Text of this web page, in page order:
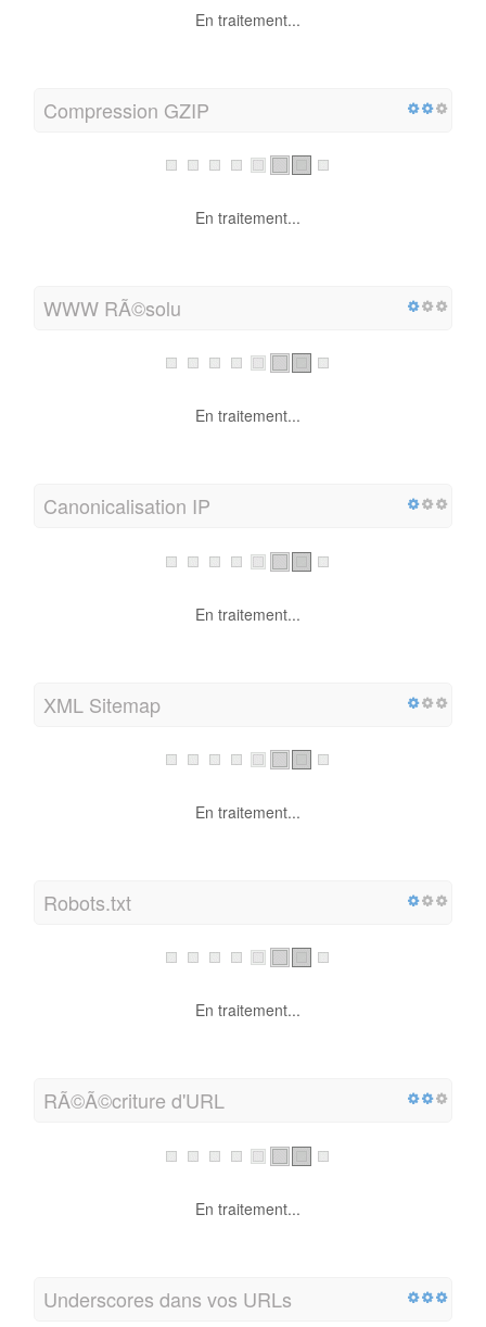
En traitement...
Compression GZIP
En traitement...
WWW RÃ©solu
En traitement...
Canonicalisation IP
En traitement...
XML Sitemap
En traitement...
Robots.txt
En traitement...
RÃ©Ã©criture d'URL
En traitement...
Underscores dans vos URLs